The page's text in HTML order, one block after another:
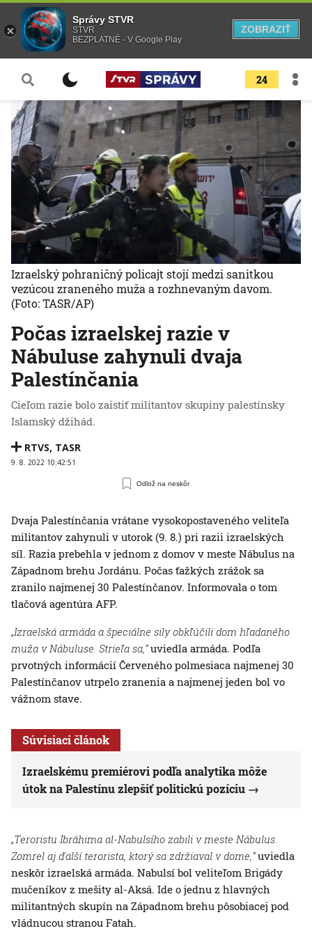
24
Počas izraelskej razie v
Nábuluse zahynuli dvaja
Palestínčania
Cieľom razie bolo zaistiť militantov skupiny palestínsky
Islamský džihád.
RTVS, TASR
9. 8. 2022 10:42:51
Odlož na neskôr
Izraelský pohraničný policajt stojí medzi sanitkou
vezúcou zraneného muža a rozhnevaným davom.
(Foto: TASR/AP)
Dvaja Palestínčania vrátane vysokopostaveného veliteľa
militantov zahynuli v utorok (9. 8.) pri razii izraelských
síl. Razia prebehla v jednom z domov v meste Nábulus na
Západnom brehu Jordánu. Počas ťažkých zrážok sa
zranilo najmenej 30 Palestínčanov. Informovala o tom
tlačová agentúra AFP.
„Izraelská armáda a špeciálne sily obkľúčili dom hľadaného
muža v Nábuluse. Strieľa sa,“uviedla armáda. Podľa
prvotných informácií Červeného polmesiaca najmenej 30
Palestínčanov utrpelo zranenia a najmenej jeden bol vo
vážnom stave.
Súvisiaci článok
Izraelskému premiérovi podľa analytika môže
útok na Palestínu zlepšiť politickú pozíciu
„Teroristu Ibráhima al-Nabulsího zabili v meste Nábulus.
Zomrel aj ďalší terorista, ktorý sa zdržiaval v dome,“uviedla
neskôr izraelská armáda. Nabulsí bol veliteľom Brigády
mučeníkov z mešity al-Aksá. Ide o jednu z hlavných
militantných skupín na Západnom brehu pôsobiacej pod
vládnucou stranou Fatah.
Správy STVR
STVR
BEZPLATNÉ - V Google Play
ZOBRAZIŤ